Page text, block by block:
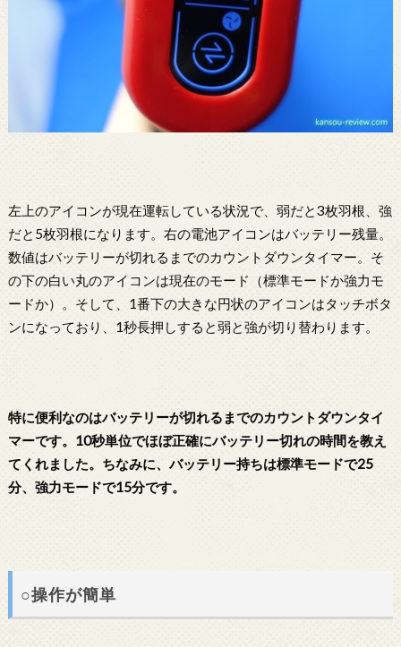
左上のアイコンが現在運転している状況で、弱だと3枚羽根、強
だと5枚羽根になります。右の電池アイコンはバッテリー残量。
数値はバッテリーが切れるまでのカウントダウンタイマー。そ
の下の白い丸のアイコンは現在のモード（標準モードか強力モ
ードか）。そして、1番下の大きな円状のアイコンはタッチボタ
ンになっており、1秒長押しすると弱と強が切り替わります。
特に便利なのはバッテリーが切れるまでのカウントダウンタイ
マーです。10秒単位でほぼ正確にバッテリー切れの時間を教え
てくれました。ちなみに、バッテリー持ちは標準モードで25
分、強力モードで15分です。
○操作が簡単